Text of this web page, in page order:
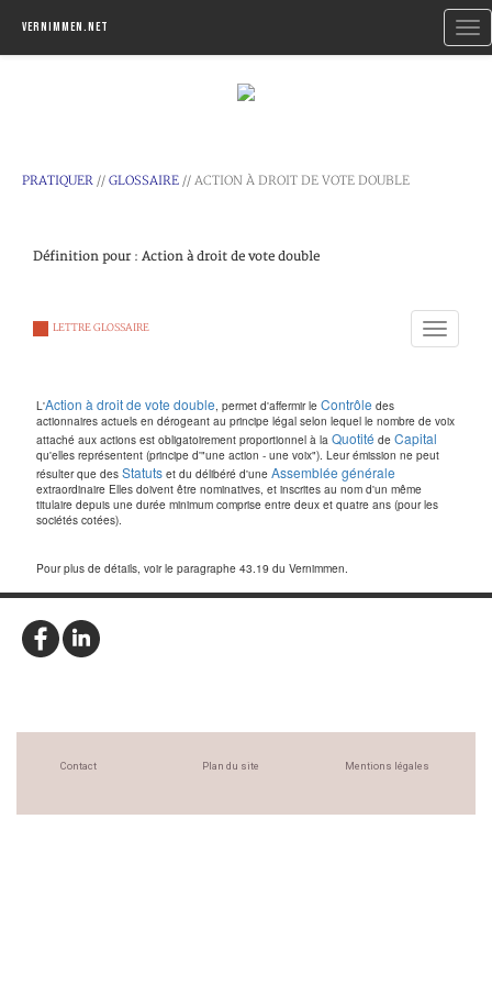
Vernimmen.net
PRATIQUER // GLOSSAIRE // ACTION À DROIT DE VOTE DOUBLE
Définition pour : Action à droit de vote double
Toggle
navigation
LETTRE GLOSSAIRE
L'Action à droit de vote double , permet d'affermir le Contrôle des
actionnaires actuels en dérogeant au principe légal selon lequel le nombre de voix
attaché aux actions est obligatoirement proportionnel à la Quotité de Capital
qu'elles représentent (principe d'"une action - une voix"). Leur émission ne peut
résulter que des Statuts et du délibéré d'une Assemblée générale
extraordinaire Elles doivent être nominatives, et inscrites au nom d'un même
titulaire depuis une durée minimum comprise entre deux et quatre ans (pour les
sociétés cotées).
Pour plus de détails, voir le paragraphe 43.19 du Vernimmen.
Contact Plan du site Mentions légales